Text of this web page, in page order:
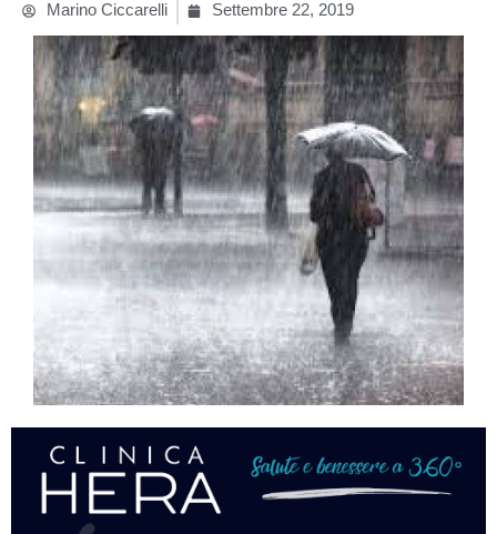
Marino Ciccarelli Settembre 22, 2019